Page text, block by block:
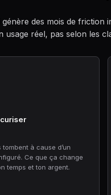
des mois de friction
usage réel, pas selon les
à cause d’un
Ce que ça change
temps et ton argent.